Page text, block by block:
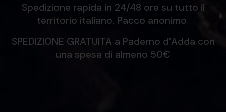
Spedizione rapida in 24/48 ore su tutto il
territorio italiano. Pacco anonimo
SPEDIZIONE GRATUITA a Paderno d’Adda con
una spesa di almeno 50€